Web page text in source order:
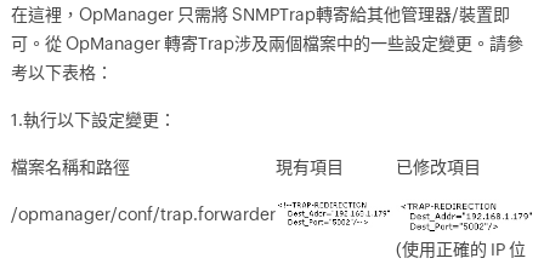
在這裡，OpManager 只需將 SNMPTrap轉寄給其他管理器/裝置即
可。從 OpManager 轉寄Trap涉及兩個檔案中的一些設定變更。請參
考以下表格：
1.執行以下設定變更：
檔案名稱和路徑 現有項目 已修改項目
/opmanager/conf/trap.forwarder
(使用正確的 IP 位